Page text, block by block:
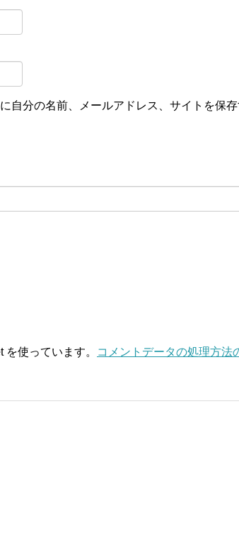
自分の名前、メールアドレス、サイトを保存
使っています。
コメントデータの処理方法